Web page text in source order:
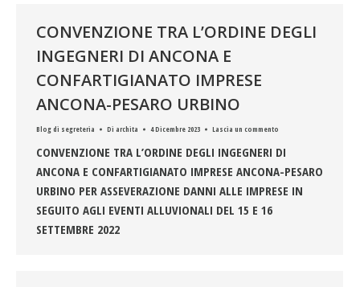
CONVENZIONE TRA L’ORDINE DEGLI
INGEGNERI DI ANCONA E
CONFARTIGIANATO IMPRESE
ANCONA-PESARO URBINO
Blog di segreteria Di archita 4 Dicembre 2023 Lascia un commento
CONVENZIONE TRA L’ORDINE DEGLI INGEGNERI DI
ANCONA E CONFARTIGIANATO IMPRESE ANCONA-PESARO
URBINO PER ASSEVERAZIONE DANNI ALLE IMPRESE IN
SEGUITO AGLI EVENTI ALLUVIONALI DEL 15 E 16
SETTEMBRE 2022